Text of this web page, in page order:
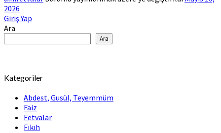
2026
Giriş Yap
Ara
Ara
Kategoriler
Abdest, Gusül, Teyemmüm
Faiz
Fetvalar
Fıkıh